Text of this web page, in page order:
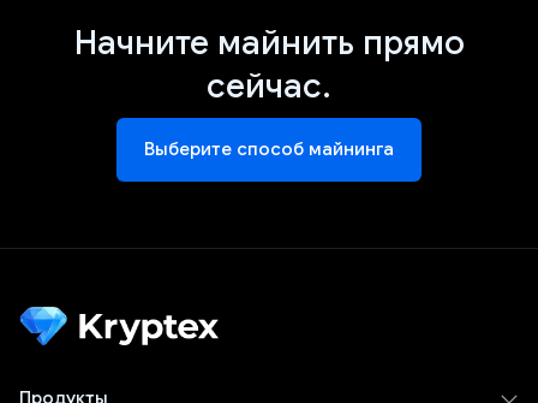
Начните майнить прямо
сейчас.
Выберите способ майнинга
Продукты